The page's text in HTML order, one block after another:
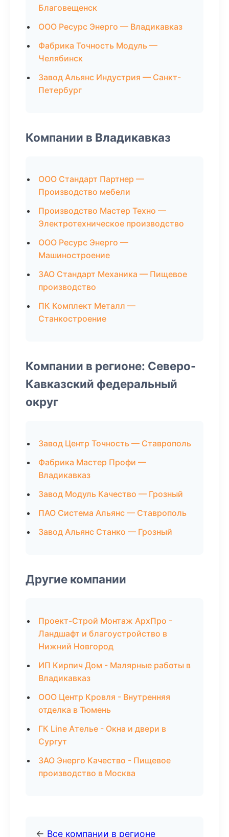
Благовещенск
ООО Ресурс Энерго — Владикавказ
Фабрика Точность Модуль —
Челябинск
Завод Альянс Индустрия — Санкт-
Петербург
Компании в Владикавказ
ООО Стандарт Партнер —
Производство мебели
Производство Мастер Техно —
Электротехническое производство
ООО Ресурс Энерго —
Машиностроение
ЗАО Стандарт Механика — Пищевое
производство
ПК Комплект Металл —
Станкостроение
Компании в регионе: Северо-
Кавказский федеральный
округ
Завод Центр Точность — Ставрополь
Фабрика Мастер Профи —
Владикавказ
Завод Модуль Качество — Грозный
ПАО Система Альянс — Ставрополь
Завод Альянс Станко — Грозный
Другие компании
Проект-Строй Монтаж АрхПро -
Ландшафт и благоустройство в
Нижний Новгород
ИП Кирпич Дом - Малярные работы в
Владикавказ
ООО Центр Кровля - Внутренняя
отделка в Тюмень
ГК Line Ателье - Окна и двери в
Сургут
ЗАО Энерго Качество - Пищевое
производство в Москва
← Все компании в регионе